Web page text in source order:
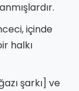
içinde
halkı
şarkı] ve